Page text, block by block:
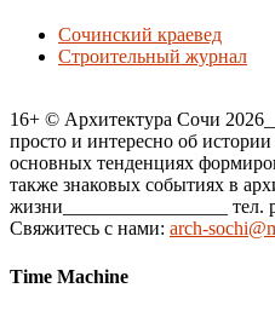
Сочинский краевед
Строительный журнал
16+ © Архитектура Сочи
просто и интересно об
основных тенденциях
также знаковых событиях в
жизни_________________ тел.
Свяжитесь с нами: arch-
Time Machine